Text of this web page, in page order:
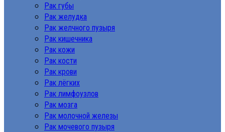
Рак губы
Рак желудка
Рак желчного пузыря
Рак кишечника
Рак кожи
Рак кости
Рак крови
Рак лёгких
Рак лимфоузлов
Рак мозга
Рак молочной железы
Рак мочевого пузыря